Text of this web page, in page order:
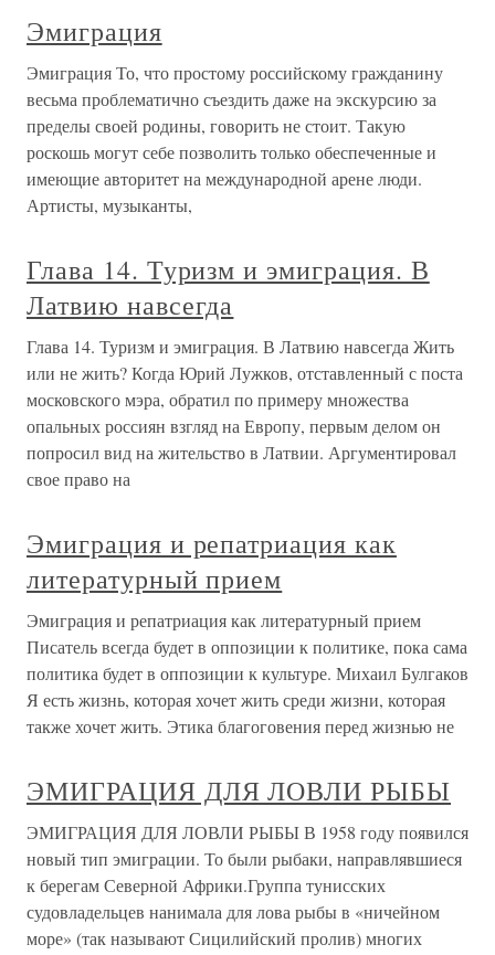
Эмиграция
Эмиграция То, что простому российскому гражданину
весьма проблематично съездить даже на экскурсию за
пределы своей родины, говорить не стоит. Такую
роскошь могут себе позволить только обеспеченные и
имеющие авторитет на международной арене люди.
Артисты, музыканты,
Глава 14. Туризм и эмиграция. В
Латвию навсегда
Глава 14. Туризм и эмиграция. В Латвию навсегда Жить
или не жить? Когда Юрий Лужков, отставленный с поста
московского мэра, обратил по примеру множества
опальных россиян взгляд на Европу, первым делом он
попросил вид на жительство в Латвии. Аргументировал
свое право на
Эмиграция и репатриация как
литературный прием
Эмиграция и репатриация как литературный прием
Писатель всегда будет в оппозиции к политике, пока сама
политика будет в оппозиции к культуре. Михаил Булгаков
Я есть жизнь, которая хочет жить среди жизни, которая
также хочет жить. Этика благоговения перед жизнью не
ЭМИГРАЦИЯ ДЛЯ ЛОВЛИ РЫБЫ
ЭМИГРАЦИЯ ДЛЯ ЛОВЛИ РЫБЫ В 1958 году появился
новый тип эмиграции. То были рыбаки, направлявшиеся
к берегам Северной Африки.Группа тунисских
судовладельцев нанимала для лова рыбы в «ничейном
море» (так называют Сицилийский пролив) многих